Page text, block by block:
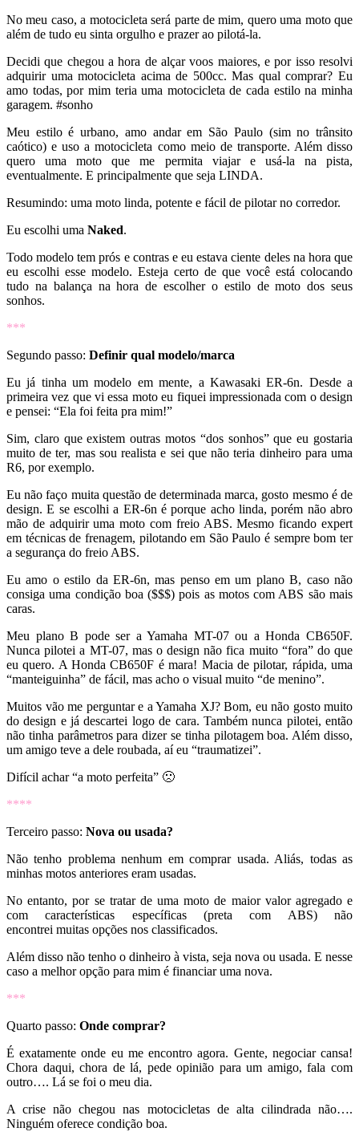
No meu caso, a motocicleta será parte de mim, quero uma moto que
além de tudo eu sinta orgulho e prazer ao pilotá-la.
Decidi que chegou a hora de alçar voos maiores, e por isso resolvi
adquirir uma motocicleta acima de 500cc. Mas qual comprar? Eu
amo todas, por mim teria uma motocicleta de cada estilo na minha
garagem. #sonho
Meu estilo é urbano, amo andar em São Paulo (sim no trânsito
caótico) e uso a motocicleta como meio de transporte. Além disso
quero uma moto que me permita viajar e usá-la na pista,
eventualmente. E principalmente que seja LINDA.
Resumindo: uma moto linda, potente e fácil de pilotar no corredor.
Eu escolhi uma Naked.
Todo modelo tem prós e contras e eu estava ciente deles na hora que
eu escolhi esse modelo. Esteja certo de que você está colocando
tudo na balança na hora de escolher o estilo de moto dos seus
sonhos.
***
Segundo passo: Definir qual modelo/marca
Eu já tinha um modelo em mente, a Kawasaki ER-6n. Desde a
primeira vez que vi essa moto eu fiquei impressionada com o design
e pensei: “Ela foi feita pra mim!”
Sim, claro que existem outras motos “dos sonhos” que eu gostaria
muito de ter, mas sou realista e sei que não teria dinheiro para uma
R6, por exemplo.
Eu não faço muita questão de determinada marca, gosto mesmo é de
design. E se escolhi a ER-6n é porque acho linda, porém não abro
mão de adquirir uma moto com freio ABS. Mesmo ficando expert
em técnicas de frenagem, pilotando em São Paulo é sempre bom ter
a segurança do freio ABS.
Eu amo o estilo da ER-6n, mas penso em um plano B, caso não
consiga uma condição boa ($$$) pois as motos com ABS são mais
caras.
Meu plano B pode ser a Yamaha MT-07 ou a Honda CB650F.
Nunca pilotei a MT-07, mas o design não fica muito “fora” do que
eu quero. A Honda CB650F é mara! Macia de pilotar, rápida, uma
“manteiguinha” de fácil, mas acho o visual muito “de menino”.
Muitos vão me perguntar e a Yamaha XJ? Bom, eu não gosto muito
do design e já descartei logo de cara. Também nunca pilotei, então
não tinha parâmetros para dizer se tinha pilotagem boa. Além disso,
um amigo teve a dele roubada, aí eu “traumatizei”.
Difícil achar “a moto perfeita” 🙁
****
Terceiro passo: Nova ou usada?
Não tenho problema nenhum em comprar usada. Aliás, todas as
minhas motos anteriores eram usadas.
No entanto, por se tratar de uma moto de maior valor agregado e
com características específicas (preta com ABS) não
encontrei muitas opções nos classificados.
Além disso não tenho o dinheiro à vista, seja nova ou usada. E nesse
caso a melhor opção para mim é financiar uma nova.
***
Quarto passo: Onde comprar?
É exatamente onde eu me encontro agora. Gente, negociar cansa!
Chora daqui, chora de lá, pede opinião para um amigo, fala com
outro…. Lá se foi o meu dia.
A crise não chegou nas motocicletas de alta cilindrada não….
Ninguém oferece condição boa.